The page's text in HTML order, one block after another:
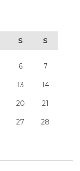
S S
6 7
13 14
20 21
27
28